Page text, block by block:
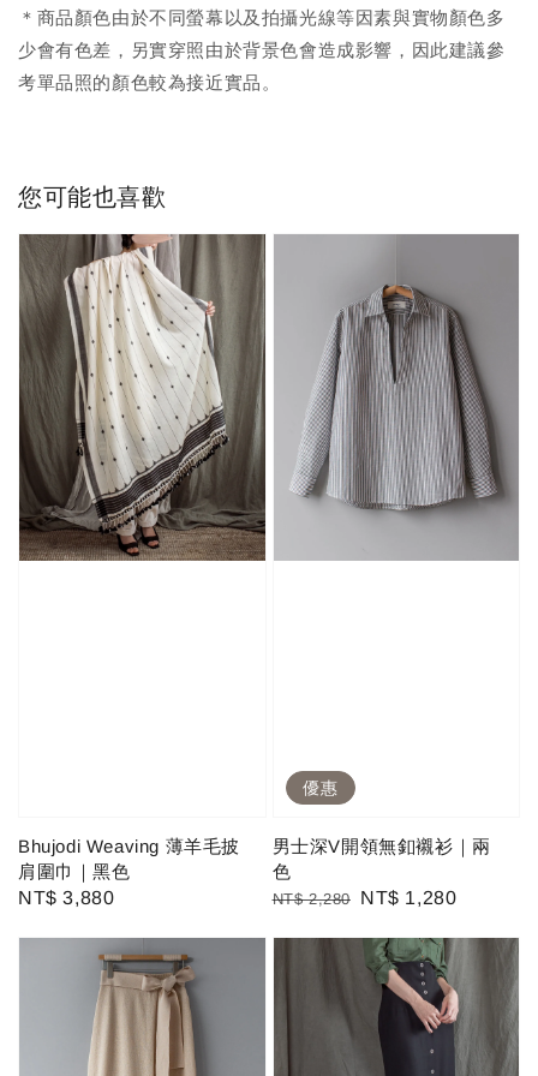
＊商品顏色由於不同螢幕以及拍攝光線等因素與實物顏色多
少會有色差，另實穿照由於背景色會造成影響，因此建議參
考單品照的顏色較為接近實品。
您可能也喜歡
Bhujodi Weaving 薄羊毛披
肩圍巾｜黑色
Regular
NT$ 3,880
優惠
男士深V開領無釦襯衫｜兩
色
Regular
NT$ 2,280
Sale
NT$ 1,280